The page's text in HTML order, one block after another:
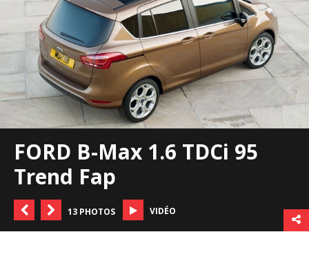
FORD B-Max 1.6 TDCi 95
Trend Fap
13 PHOTOS VIDÉO